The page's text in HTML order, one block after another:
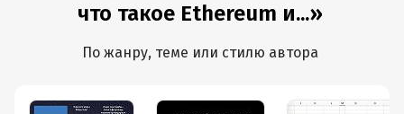
что такое Ethereum и...»
По жанру, теме или стилю автора